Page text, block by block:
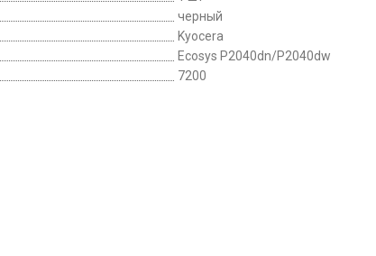
черный
Kyocera
Ecosys P2040dn/P2040dw
7200